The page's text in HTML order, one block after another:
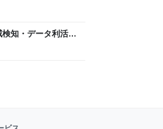
知・データ利活用